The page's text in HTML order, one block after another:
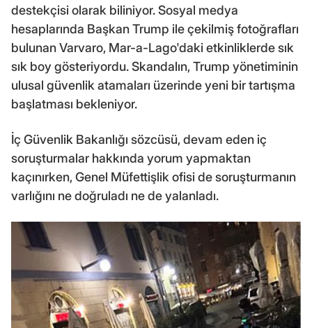
destekçisi olarak biliniyor. Sosyal medya
hesaplarında Başkan Trump ile çekilmiş fotoğrafları
bulunan Varvaro, Mar-a-Lago'daki etkinliklerde sık
sık boy gösteriyordu. Skandalın, Trump yönetiminin
ulusal güvenlik atamaları üzerinde yeni bir tartışma
başlatması bekleniyor.
İç Güvenlik Bakanlığı sözcüsü, devam eden iç
soruşturmalar hakkında yorum yapmaktan
kaçınırken, Genel Müfettişlik ofisi de soruşturmanın
varlığını ne doğruladı ne de yalanladı.